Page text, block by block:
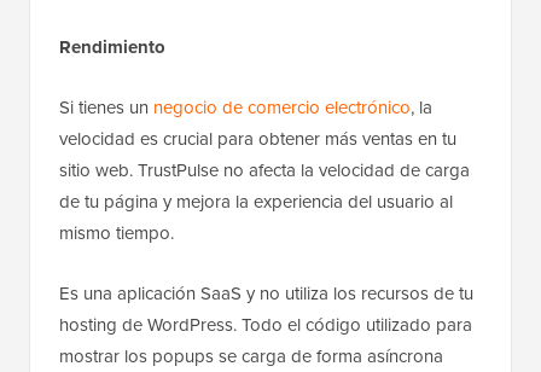
Rendimiento
Si tienes un negocio de comercio electrónico, la
velocidad es crucial para obtener más ventas en tu
sitio web. TrustPulse no afecta la velocidad de carga
de tu página y mejora la experiencia del usuario al
mismo tiempo.
Es una aplicación SaaS y no utiliza los recursos de tu
hosting de WordPress. Todo el código utilizado para
mostrar los popups se carga de forma asíncrona